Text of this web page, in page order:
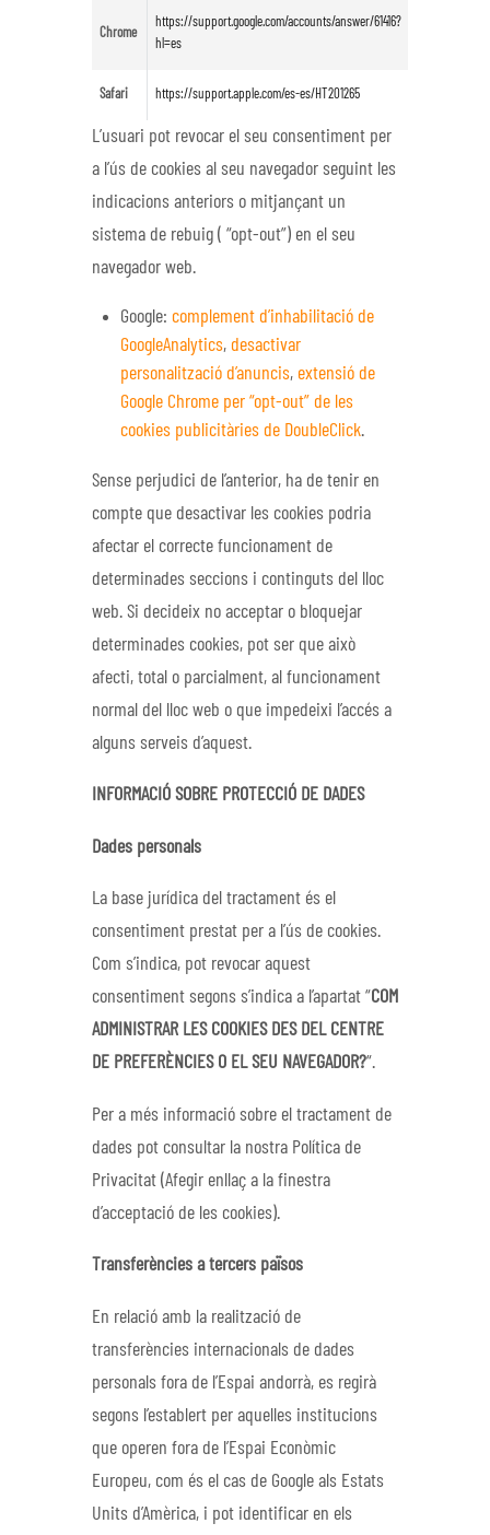
Chrome
https://support.google.com/accounts/answer/61416?
hl=es
Safari https://support.apple.com/es-es/HT201265
L’usuari pot revocar el seu consentiment per
a l’ús de cookies al seu navegador seguint les
indicacions anteriors o mitjançant un
sistema de rebuig ( “opt-out”) en el seu
navegador web.
Google:complement d’inhabilitació de
GoogleAnalytics,desactivar
personalització d’anuncis,extensió de
Google Chrome per “opt-out” de les
cookies publicitàries de DoubleClick.
Sense perjudici de l’anterior, ha de tenir en
compte que desactivar les cookies podria
afectar el correcte funcionament de
determinades seccions i continguts del lloc
web. Si decideix no acceptar o bloquejar
determinades cookies, pot ser que això
afecti, total o parcialment, al funcionament
normal del lloc web o que impedeixi l’accés a
alguns serveis d’aquest.
INFORMACIÓ SOBRE PROTECCIÓ DE DADES
Dades personals
La base jurídica del tractament és el
consentiment prestat per a l’ús de cookies.
Com s’indica, pot revocar aquest
consentiment segons s’indica a l’apartat “COM
ADMINISTRAR LES COOKIES DES DEL CENTRE
DE PREFERÈNCIES O EL SEU NAVEGADOR?“.
Per a més informació sobre el tractament de
dades pot consultar la nostra Política de
Privacitat (Afegir enllaç a la finestra
d’acceptació de les cookies).
Transferències a tercers països
En relació amb la realització de
transferències internacionals de dades
personals fora de l’Espai andorrà, es regirà
segons l’establert per aquelles institucions
que operen fora de l’Espai Econòmic
Europeu, com és el cas de Google als Estats
Units d’Amèrica, i pot identificar en els